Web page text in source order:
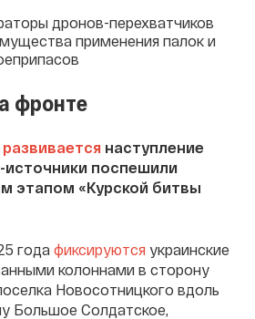
дронов-перехватчиков
применения палок и
фронте
развивается наступление
источники поспешили
этапом «Курской битвы
года фиксируются украинские
колоннами в сторону
Новосотницкого вдоль
Большое Солдатское,